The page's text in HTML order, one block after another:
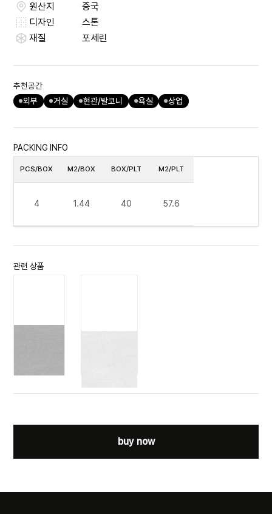
원산지
중국
디자인
스톤
재질
포세린
추천공간
외부
거실 현관/발코니 욕실 상업
PACKING INFO
PCS/BOX
4
M2/BOX
1.44
BOX/PLT
40
M2/PLT
57.6
관련 상품
buy now